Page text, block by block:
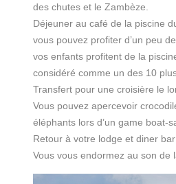
des chutes et le Zambèze.
Déjeuner au café de la piscine
vous pouvez profiter d’un peu
vos enfants profitent de la
considéré comme un des 10
Transfert pour une croisière le
Vous pouvez apercevoir
éléphants lors d’un game boat-
Retour à votre lodge et diner
Vous vous endormez au son de